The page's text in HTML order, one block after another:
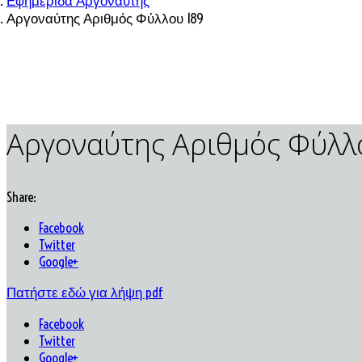
Αργοναύτης Αριθμός Φύλλου 189
Αργοναύτης Αριθμός
Share:
Facebook
Twitter
Google+
Πατήστε εδώ για λήψη pdf
Facebook
Twitter
Google+